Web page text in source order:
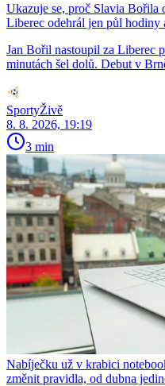
Ukazuje se, proč Slavia Bořila
Liberec odehrál jen půl hodiny
Jan Bořil nastoupil za Liberec
minutách šel dolů. Debut v
SportyŽivě
8. 8. 2026, 19:19
3 min
Nabíječku už v krabici
změnit pravidla, od dubna